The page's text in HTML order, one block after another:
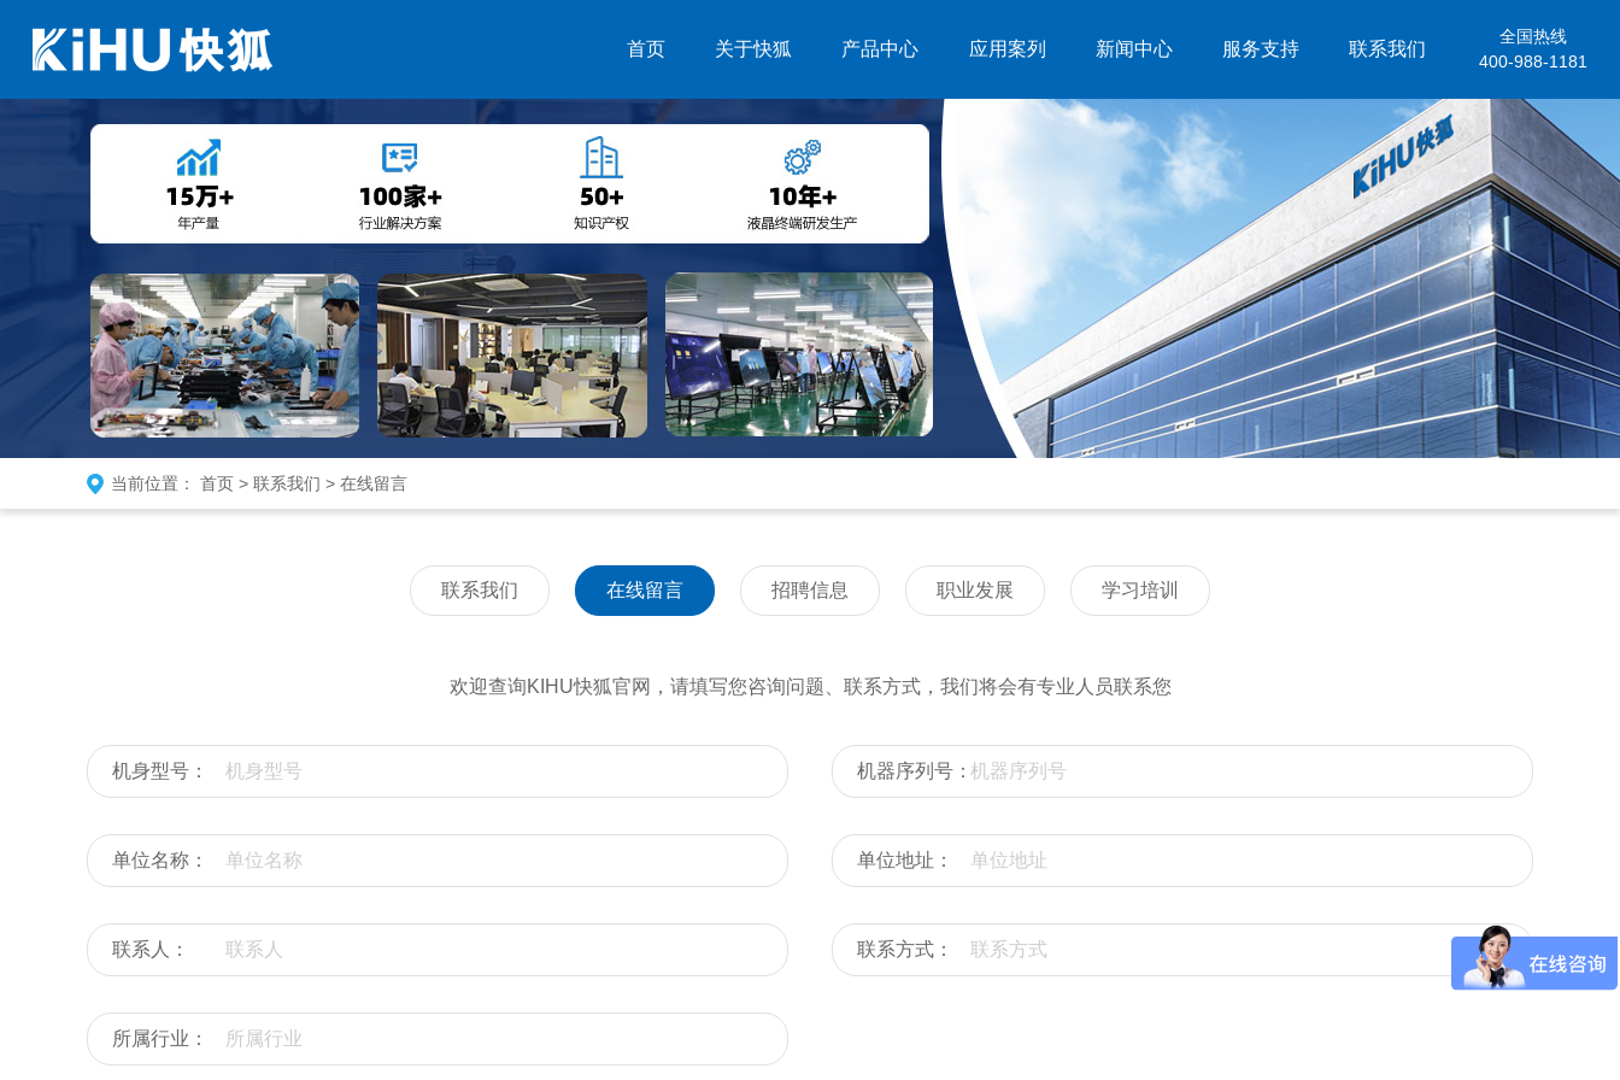
全国热线
400-988-1181
首页 关于快狐 产品中心 应用案列 新闻中心 服务支持 联系我们
当前位置： 首页 > 联系我们 > 在线留言
联系我们 在线留言 招聘信息 职业发展 学习培训
欢迎查询KIHU快狐官网，请填写您咨询问题、联系方式，我们将会有专业人员联系您
机身型号： 机器序列号：
单位名称： 单位地址：
联系人： 联系方式：
所属行业：